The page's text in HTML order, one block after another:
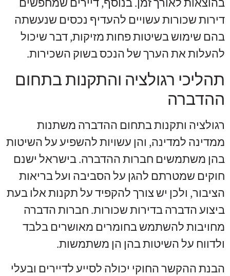
דירות שכורות עשויים להעדיף נכסים שנעשתה
בהם שימוש בשיטות פחות מזיקות, דבר שיכול
להעלות את הערך של הנכס בשוק השכירות.
תהליכי רגולציה והתקנות בתחום
ההדברה
רגולציה ותקנות בתחום ההדברה משתנות
ממדינה למדינה, והן עשויות להשפיע על השיטות
בהן משתמשים חברות ההדברה. בישראל ישנם
חוקים שמטרתם להגן על הסביבה ועל בריאות
הציבור, ולכן יש צורך להקפיד על תקנות אלו בעת
ביצוע הדברה בדירות שכורות. חברות הדברה
מחויבות להשתמש בחומרים מאושרים בלבד
ולדווח על השיטות בהן הן משתמשות.
הבנת ההקשר החוקי יכולה לסייע לדיירים ובעלי